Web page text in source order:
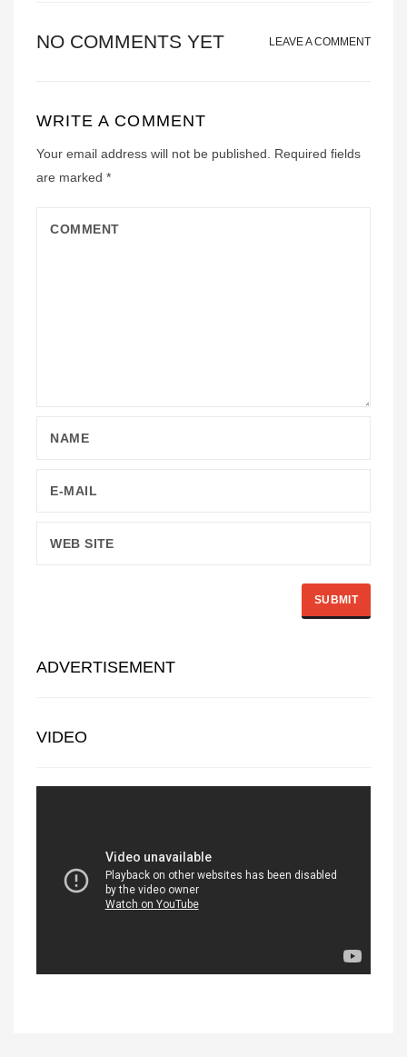
NO COMMENTS YET LEAVE A COMMENT
WRITE A COMMENT
Your email address will not be published.
Required fields
are marked *
ADVERTISEMENT
VIDEO